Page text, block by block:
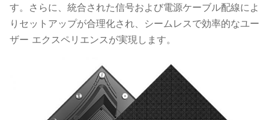
す。さらに、統合された信号および電源ケーブル配線によ
りセットアップが合理化され、シームレスで効率的なユー
ザー エクスペリエンスが実現します。